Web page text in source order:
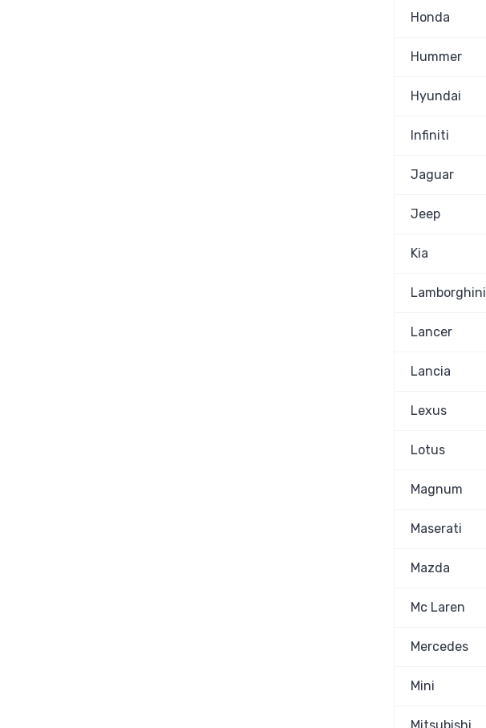
Honda
Hummer
Hyundai
Infiniti
Jaguar
Jeep
Kia
Lamborghini
Lancer
Lancia
Lexus
Lotus
Magnum
Maserati
Mazda
Mc Laren
Mercedes
Mini